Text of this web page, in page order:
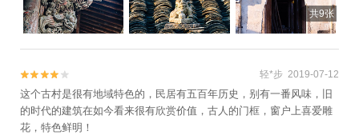
共9张

 轻*步 2019-07-12
这个古村是很有地域特色的，民居有五百年历史，别有一番风味，旧
的时代的建筑在如今看来很有欣赏价值，古人的门框，窗户上喜爱雕
花，特色鲜明！